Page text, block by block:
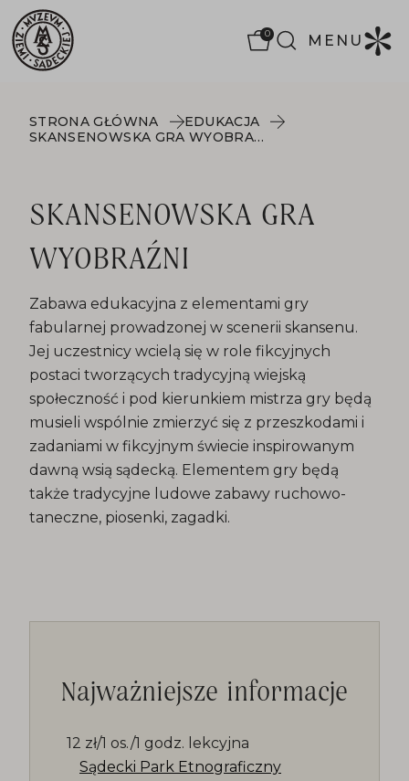
0 MENU
STRONA GŁÓWNA
EDUKACJA
SKANSENOWSKA GRA WYOBRAŹNI
SKANSENOWSKA GRA
WYOBRAŹNI
Zabawa edukacyjna z elementami gry
fabularnej prowadzonej w scenerii skansenu.
Jej uczestnicy wcielą się w role fikcyjnych
postaci tworzących tradycyjną wiejską
społeczność i pod kierunkiem mistrza gry będą
musieli wspólnie zmierzyć się z przeszkodami i
zadaniami w fikcyjnym świecie inspirowanym
dawną wsią sądecką. Elementem gry będą
także tradycyjne ludowe zabawy ruchowo-
taneczne, piosenki, zagadki.
Najważniejsze informacje
12 zł/1 os./1 godz. lekcyjna
Sądecki Park Etnograficzny